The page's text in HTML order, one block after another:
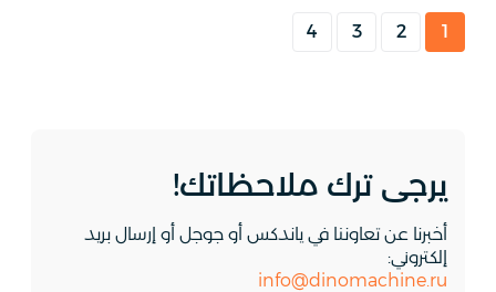
1
2
3
4
يرجى ترك ملاحظاتك!
أخبرنا عن تعاوننا في ياندكس أو جوجل أو إرسال بريد
إلكتروني:
info@dinomachine.ru